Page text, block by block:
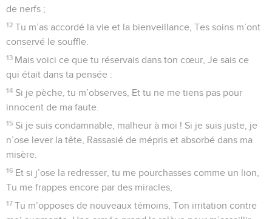
de nerfs ;
12 Tu m’as accordé la vie et la bienveillance, Tes soins m’ont
conservé le souffle.
13 Mais voici ce que tu réservais dans ton cœur, Je sais ce
qui était dans ta pensée :
14 Si je pèche, tu m’observes, Et tu ne me tiens pas pour
innocent de ma faute.
15 Si je suis condamnable, malheur à moi ! Si je suis juste, je
n’ose lever la tête, Rassasié de mépris et absorbé dans ma
misère.
16 Et si j’ose la redresser, tu me pourchasses comme un lion,
Tu me frappes encore par des miracles,
17 Tu m’opposes de nouveaux témoins, Ton irritation contre